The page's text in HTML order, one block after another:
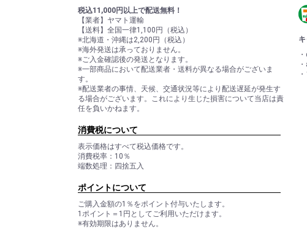
税込11,000円以上で配送無料！
【業者】ヤマト運輸
【送料】全国一律1,100円（税込）
※北海道・沖縄は2,200円（税込）
※海外発送は承っておりません。
※ご入金確認後の発送となります。
※一部商品において配送業者・送料が異なる場合がございま
す。
※配送業者の事情、天候、交通状況等により配送遅延が発生す
る場合がございます。これにより生じた損害について当店は責
任を負いかねます。
消費税について
表示価格はすべて税込価格です。
消費税率：10％
端数処理：四捨五入
ポイントについて
ご購入金額の1％をポイント付与いたします。
1ポイント＝1円としてご利用いただけます。
※有効期限はありません。